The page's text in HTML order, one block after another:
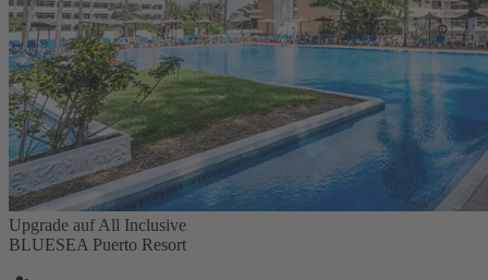
Upgrade auf All Inclusive
BLUESEA Puerto Resort